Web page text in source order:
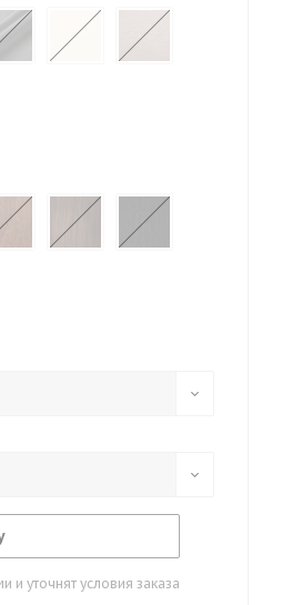
уточнят условия заказа